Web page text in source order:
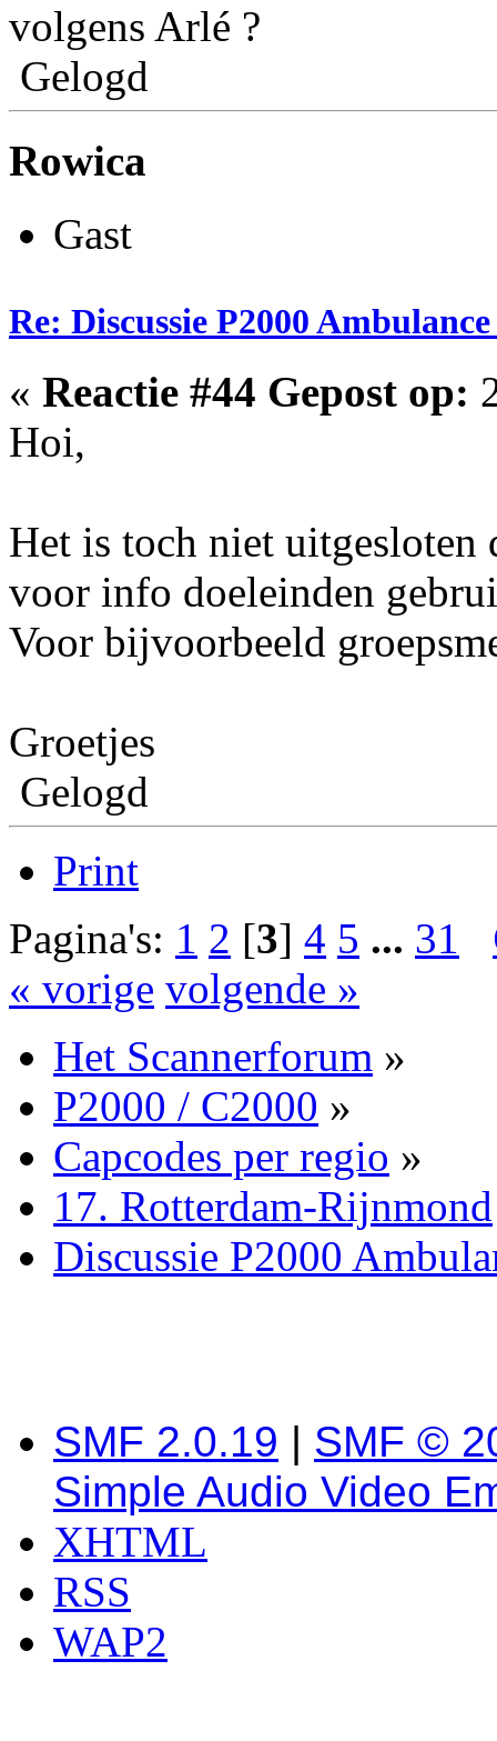
volgens Arlé ?
Gelogd
Rowica
Gast
Re: Discussie P2000
« Reactie #44 Gepost op:
Hoi,
Het is toch niet uitgesloten
voor info doeleinden
Voor bijvoorbeeld
Groetjes
Gelogd
Print
Pagina's: 1 2 [3] 4 5 ... 31
« vorige volgende »
Het Scannerforum »
P2000 / C2000 »
Capcodes per regio »
17. Rotterdam-Rijnmond
Discussie P2000
SMF 2.0.19 | SMF ©
Simple Audio Video
XHTML
RSS
WAP2